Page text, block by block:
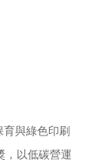
與綠色印刷
，以低碳營運